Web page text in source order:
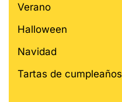
Verano
Halloween
Navidad
Tartas de cumpleaños